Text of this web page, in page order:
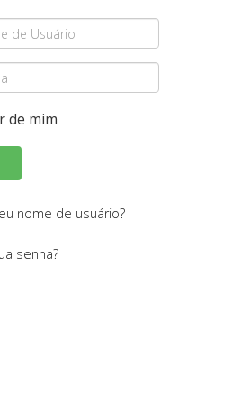
de mim
nome de usuário?
senha?